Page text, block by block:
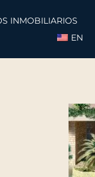
INMOBILIARIOS
EN